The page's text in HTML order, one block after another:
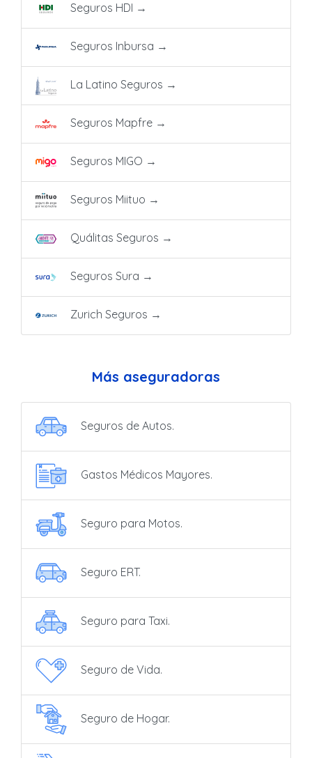
Seguros HDI →
Seguros Inbursa →
La Latino Seguros →
Seguros Mapfre →
Seguros MIGO →
Seguros Miituo →
Quálitas Seguros →
Seguros Sura →
Zurich Seguros →
Más aseguradoras
Seguros de Autos.
Gastos Médicos Mayores.
Seguro para Motos.
Seguro ERT.
Seguro para Taxi.
Seguro de Vida.
Seguro de Hogar.